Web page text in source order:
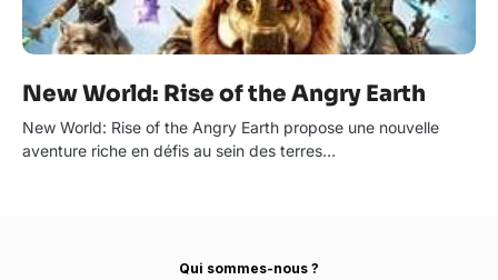
New World: Rise of the Angry Earth
New World: Rise of the Angry Earth propose une nouvelle
aventure riche en défis au sein des terres…
Qui sommes-nous ?